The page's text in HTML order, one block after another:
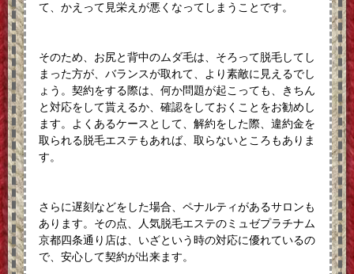
て、かえって見栄えが悪くなってしまうことです。
そのため、お尻と背中のムダ毛は、そろって脱毛してし
まった方が、バランスが取れて、より素敵に見えるでし
ょう。契約をする際は、何か問題が起こっても、きちん
と対応をして貰えるか、確認をしておくことをお勧めし
ます。よくあるケースとして、解約をした際、違約金を
取られる脱毛エステもあれば、取らないところもありま
す。
さらに遅刻などをした場合、ペナルティがあるサロンも
あります。その点、人気脱毛エステのミュゼプラチナム
京都四条通り店は、いざという時の対応に優れているの
で、安心して契約が出来ます。